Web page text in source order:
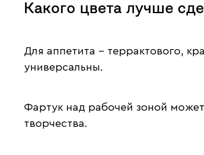
Какого цвета лучше
Для аппетита – террактового,
универсальны.
Фартук над рабочей зоной
творчества.